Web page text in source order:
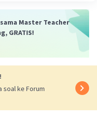
Master Teacher
GRATIS!
soal ke Forum